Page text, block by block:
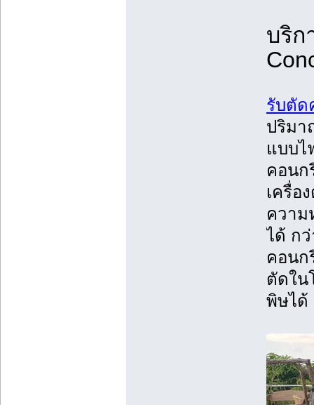
บริก
รับตัด
ปริมา
แบบไ
คอนก
เครื่อ
ความ
ได้ ก
คอนก
ตัดใน
พิษได้